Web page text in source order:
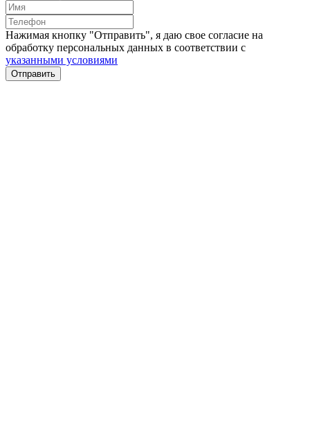
Нажимая кнопку "Отправить", я даю свое согласие на
обработку персональных данных в соответствии с
указанными условиями
Отправить